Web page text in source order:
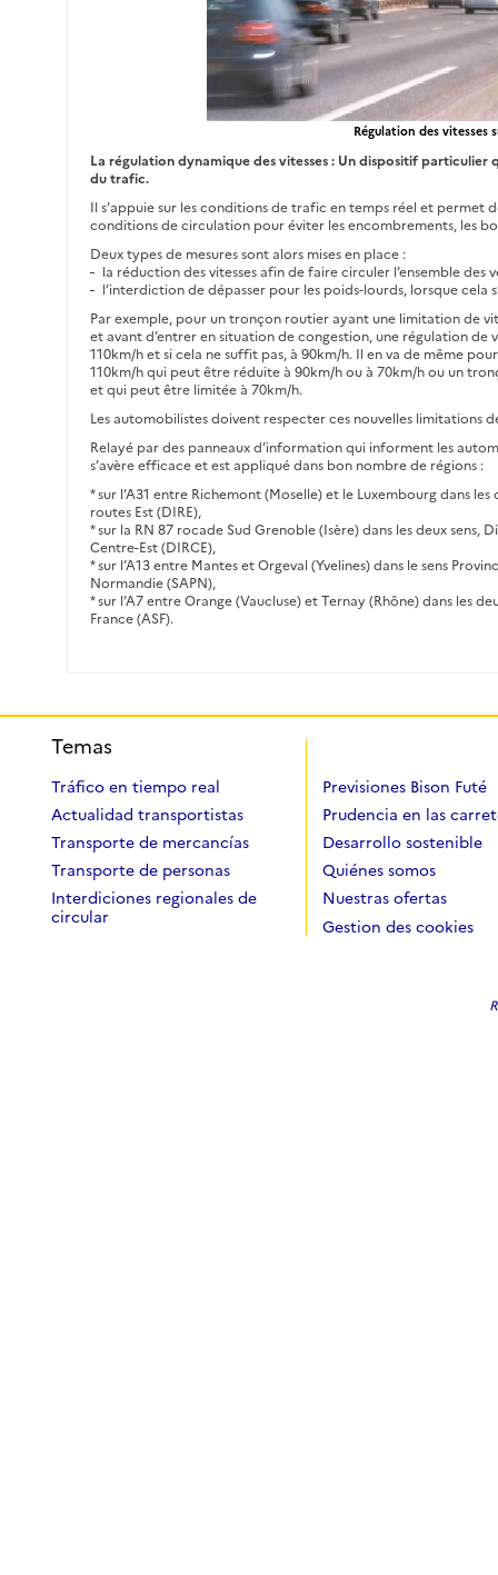
Régulation des vitesses
La régulation dynamique des vitesses : Un dispositif particulier
du trafic.
Il s’appuie sur les conditions de trafic en temps réel et permet
conditions de circulation pour éviter les encombrements, les
Deux types de mesures sont alors mises en place :
la réduction des vitesses afin de faire circuler l’ensemble des
l’interdiction de dépasser pour les poids-lourds, lorsque cela
Par exemple, pour un tronçon routier ayant une limitation de
et avant d’entrer en situation de congestion, une régulation de
110km/h et si cela ne suffit pas, à 90km/h. Il en va de même
110km/h qui peut être réduite à 90km/h ou à 70km/h ou un
et qui peut être limitée à 70km/h.
Les automobilistes doivent respecter ces nouvelles limitations
Relayé par des panneaux d’information qui informent les
s’avère efficace et est appliqué dans bon nombre de régions :
* sur l’A31 entre Richemont (Moselle) et le Luxembourg dans
routes Est (DIRE),
* sur la RN 87 rocade Sud Grenoble (Isère) dans les deux
Centre-Est (DIRCE),
* sur l’A13 entre Mantes et Orgeval (Yvelines) dans le sens
Normandie (SAPN),
* sur l’A7 entre Orange (Vaucluse) et Ternay (Rhône) dans les
France (ASF).
Temas
Tráfico en tiempo real
Actualidad transportistas
Transporte de mercancías
Transporte de personas
Interdiciones regionales de
circular
Previsiones Bison Futé
Prudencia en las
Desarrollo sostenible
Quiénes somos
Nuestras ofertas
Gestion des cookies